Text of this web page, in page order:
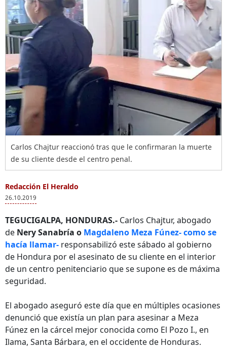
Carlos Chajtur reaccionó tras que le confirmaran la muerte
de su cliente desde el centro penal.
Redacción El Heraldo
26.10.2019
TEGUCIGALPA, HONDURAS.- Carlos Chajtur, abogado
de Nery Sanabría o Magdaleno Meza Fúnez- como se
hacía llamar- responsabilizó este sábado al gobierno
de Hondura por el asesinato de su cliente en el interior
de un centro penitenciario que se supone es de máxima
seguridad.
El abogado aseguró este día que en múltiples ocasiones
denunció que existía un plan para asesinar a Meza
Fúnez en la cárcel mejor conocida como El Pozo I., en
Ilama, Santa Bárbara, en el occidente de Honduras.